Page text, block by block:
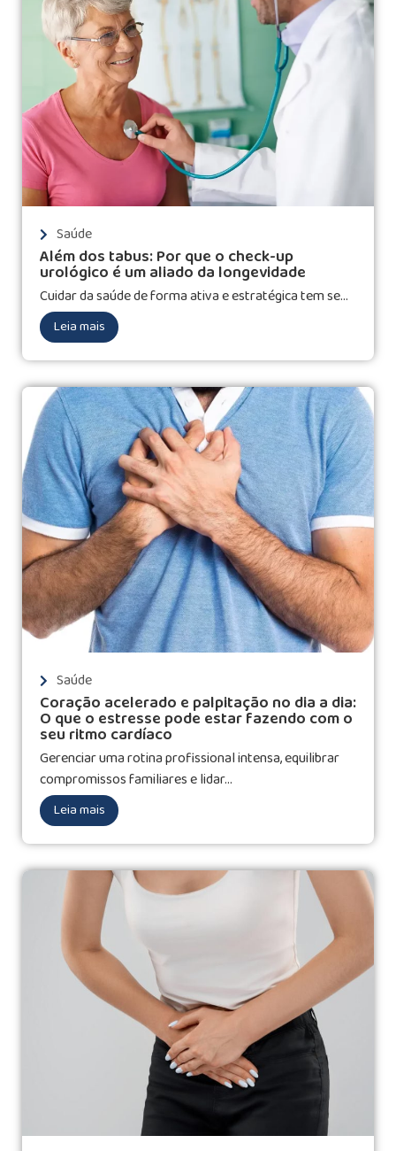
Saúde
Além dos tabus: Por que o check-up
urológico é um aliado da longevidade
Cuidar da saúde de forma ativa e estratégica tem se...
Leia mais
Saúde
Coração acelerado e palpitação no dia a dia:
O que o estresse pode estar fazendo com o
seu ritmo cardíaco
Gerenciar uma rotina profissional intensa, equilibrar
compromissos familiares e lidar...
Leia mais